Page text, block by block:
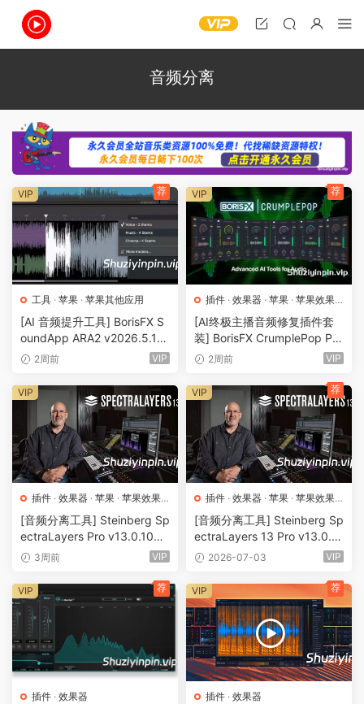
音频分离
工具 · 苹果 · 苹果其他应用
[AI 音频提升工具] BorisFX S
oundApp ARA2 v2026.5.17-
V.R [WiN, MacOSX]（870M
2周前 VIP
VIP 荐
插件 · 效果器 · 苹果 · 苹果效果
器
[AI终极主播音频修复插件套
装] BorisFX CrumplePop Pro
2026.5.18-V.R [WiN, MacO
2周前 VIP
VIP 荐
插件 · 效果器 · 苹果 · 苹果效果
器
[音频分离工具] Steinberg Sp
ectraLayers Pro v13.0.10
[WiN, MacOSX]（4GB+）
3周前 VIP
VIP
插件 · 效果器 · 苹果 · 苹果效果
器
[音频分离工具] Steinberg Sp
ectraLayers 13 Pro v13.0.0
[WiN, MacOSX]（3.56GB
2026-07-03 VIP
VIP 荐
插件 · 效果器
VIP 荐
插件 · 效果器
VIP 荐